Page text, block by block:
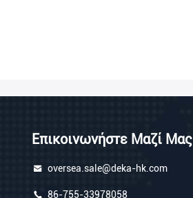
Επικοινωνήστε Μαζί Μας
oversea.sale@deka-hk.com
86-755-33978058